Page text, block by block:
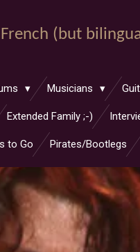
(but
Musicians
Extended Family ;-)
to Go Pirates/Bootlegs